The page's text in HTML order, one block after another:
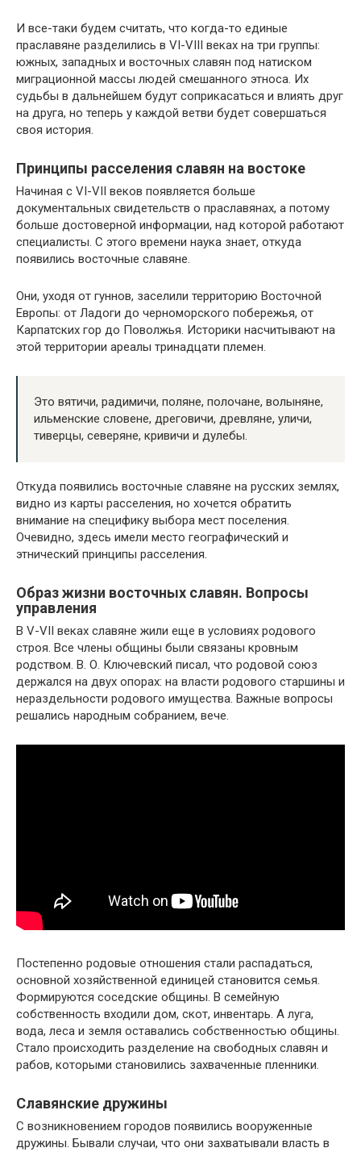
И все-таки будем считать, что когда-то единые
праславяне разделились в VI-VIII веках на три группы:
южных, западных и восточных славян под натиском
миграционной массы людей смешанного этноса. Их
судьбы в дальнейшем будут соприкасаться и влиять друг
на друга, но теперь у каждой ветви будет совершаться
своя история.
Принципы расселения славян на востоке
Начиная с VI-VII веков появляется больше
документальных свидетельств о праславянах, а потому
больше достоверной информации, над которой работают
специалисты. С этого времени наука знает, откуда
появились восточные славяне.
Они, уходя от гуннов, заселили территорию Восточной
Европы: от Ладоги до черноморского побережья, от
Карпатских гор до Поволжья. Историки насчитывают на
этой территории ареалы тринадцати племен.
Это вятичи, радимичи, поляне, полочане, волыняне,
ильменские словене, дреговичи, древляне, уличи,
тиверцы, северяне, кривичи и дулебы.
Откуда появились восточные славяне на русских землях,
видно из карты расселения, но хочется обратить
внимание на специфику выбора мест поселения.
Очевидно, здесь имели место географический и
этнический принципы расселения.
Образ жизни восточных славян. Вопросы
управления
В V-VII веках славяне жили еще в условиях родового
строя. Все члены общины были связаны кровным
родством. В. О. Ключевский писал, что родовой союз
держался на двух опорах: на власти родового старшины и
нераздельности родового имущества. Важные вопросы
решались народным собранием, вече.
Постепенно родовые отношения стали распадаться,
основной хозяйственной единицей становится семья.
Формируются соседские общины. В семейную
собственность входили дом, скот, инвентарь. А луга,
вода, леса и земля оставались собственностью общины.
Стало происходить разделение на свободных славян и
рабов, которыми становились захваченные пленники.
Славянские дружины
С возникновением городов появились вооруженные
дружины. Бывали случаи, что они захватывали власть в